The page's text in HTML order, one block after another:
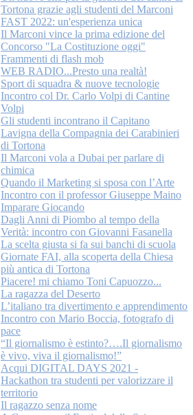
Tortona grazie agli studenti del Marconi
FAST 2022: un'esperienza unica
Il Marconi vince la prima edizione del
Concorso "La Costituzione oggi"
Frammenti di flash mob
WEB RADIO...Presto una realtà!
Sport di squadra & nuove tecnologie
Incontro col Dr. Carlo Volpi di Cantine
Volpi
Gli studenti incontrano il Capitano
Lavigna della Compagnia dei Carabinieri
di Tortona
Il Marconi vola a Dubai per parlare di
chimica
Quando il Marketing si sposa con l’Arte
Incontro con il professor Giuseppe Maino
Imparare Giocando
Dagli Anni di Piombo al tempo della
Verità: incontro con Giovanni Fasanella
La scelta giusta si fa sui banchi di scuola
Giornate FAI, alla scoperta della Chiesa
più antica di Tortona
Piacere! mi chiamo Toni Capuozzo...
La ragazza del Deserto
L’italiano tra divertimento e apprendimento
Incontro con Mario Boccia, fotografo di
pace
“Il giornalismo è estinto?….Il giornalismo
è vivo, viva il giornalismo!”
Acqui DIGITAL DAYS 2021 -
Hackathon tra studenti per valorizzare il
territorio
Il ragazzo senza nome